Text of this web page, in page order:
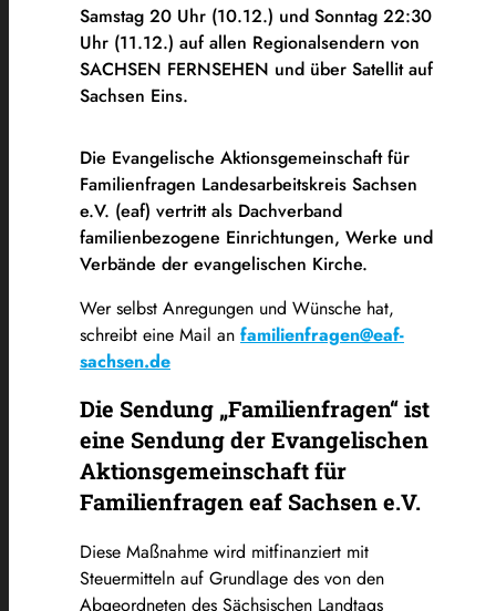
Samstag 20 Uhr (10.12.) und Sonntag 22:30
Uhr (11.12.) auf allen Regionalsendern von
SACHSEN FERNSEHEN und über Satellit auf
Sachsen Eins.
Die Evangelische Aktionsgemeinschaft für
Familienfragen Landesarbeitskreis Sachsen
e.V. (eaf) vertritt als Dachverband
familienbezogene Einrichtungen, Werke und
Verbände der evangelischen Kirche.
Wer selbst Anregungen und Wünsche hat,
schreibt eine Mail an familienfragen@eaf-
sachsen.de
Die Sendung „Familienfragen“ ist
eine Sendung der Evangelischen
Aktionsgemeinschaft für
Familienfragen eaf Sachsen e.V.
Diese Maßnahme wird mitfinanziert mit
Steuermitteln auf Grundlage des von den
Abgeordneten des Sächsischen Landtags